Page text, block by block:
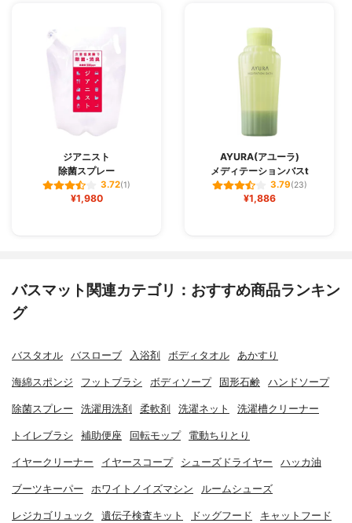
ジアニスト
除菌スプレー
3.72(1)
¥1,980
AYURA(アユーラ)
メディテーションバスt
3.79(23)
¥1,886
バスマット関連カテゴリ：おすすめ商品ランキン
グ
バスタオル バスローブ 入浴剤 ボディタオル あかすり
海綿スポンジ フットブラシ ボディソープ 固形石鹸 ハンドソープ
除菌スプレー 洗濯用洗剤 柔軟剤 洗濯ネット 洗濯槽クリーナー
トイレブラシ 補助便座 回転モップ 電動ちりとり
イヤークリーナー イヤースコープ シューズドライヤー ハッカ油
ブーツキーパー ホワイトノイズマシン ルームシューズ
レジカゴリュック 遺伝子検査キット ドッグフード キャットフード